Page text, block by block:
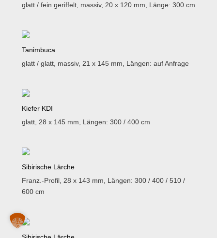
glatt / fein geriffelt, massiv, 20 x 120 mm, Länge: 300 cm
Tanimbuca
glatt / glatt, massiv, 21 x 145 mm, Längen: auf Anfrage
Kiefer KDI
glatt, 28 x 145 mm, Längen: 300 / 400 cm
Sibirische Lärche
Franz.-Profil, 28 x 143 mm, Längen: 300 / 400 / 510 /
600 cm